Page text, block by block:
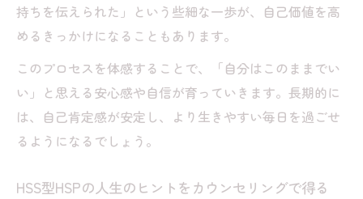
持ちを伝えられた」という些細な一歩が、自己価値を高
めるきっかけになることもあります。
このプロセスを体感することで、「自分はこのままでい
い」と思える安心感や自信が育っていきます。長期的に
は、自己肯定感が安定し、より生きやすい毎日を過ごせ
るようになるでしょう。
HSS型HSPの人生のヒントをカウンセリングで得る